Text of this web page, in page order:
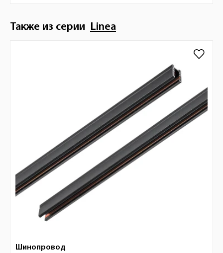
Также из серии Linea
Шинопровод